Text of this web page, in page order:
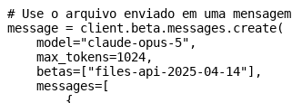
# Use o arquivo enviado em uma mensagem
message = client.beta.messages.create(
    model
="claude-opus-5" ,
    max_tokens
=1024,
    betas
= [ "files-api-2025-04-14"],
    messages
= [